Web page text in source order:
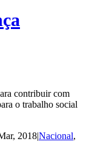
contribuir com
o trabalho social
2018|Nacional,